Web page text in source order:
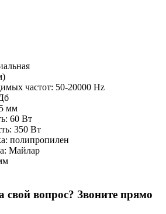
частот: 50-20000 Hz
мм
60 Вт
350 Вт
полипропилен
Майлар
свой вопрос? Звоните прямо